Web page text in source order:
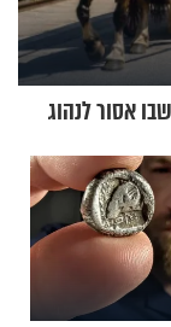
אסור לנהוג